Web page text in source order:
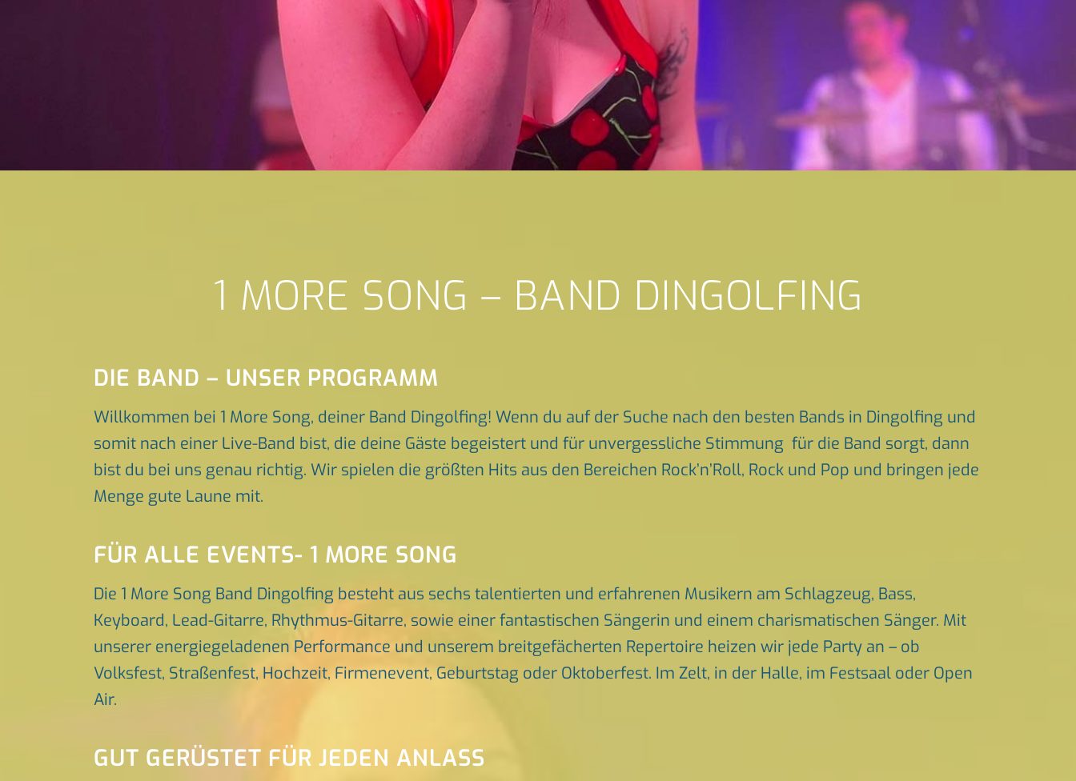
1 MORE SONG – BAND DINGOLFING
DIE BAND – UNSER PROGRAMM
Willkommen bei 1 More Song, deiner Band Dingolfing! Wenn du auf der Suche nach den besten Bands in Dingolfing und
somit nach einer Live-Band bist, die deine Gäste begeistert und für unvergessliche Stimmung für die Band sorgt, dann
bist du bei uns genau richtig. Wir spielen die größten Hits aus den Bereichen Rock’n’Roll, Rock und Pop und bringen jede
Menge gute Laune mit.
FÜR ALLE EVENTS- 1 MORE SONG
Die 1 More Song Band Dingolfing besteht aus sechs talentierten und erfahrenen Musikern am Schlagzeug, Bass,
Keyboard, Lead-Gitarre, Rhythmus-Gitarre, sowie einer fantastischen Sängerin und einem charismatischen Sänger. Mit
unserer energiegeladenen Performance und unserem breitgefächerten Repertoire heizen wir jede Party an – ob
Volksfest, Straßenfest, Hochzeit, Firmenevent, Geburtstag oder Oktoberfest. Im Zelt, in der Halle, im Festsaal oder Open
Air.
GUT GERÜSTET FÜR JEDEN ANLASS